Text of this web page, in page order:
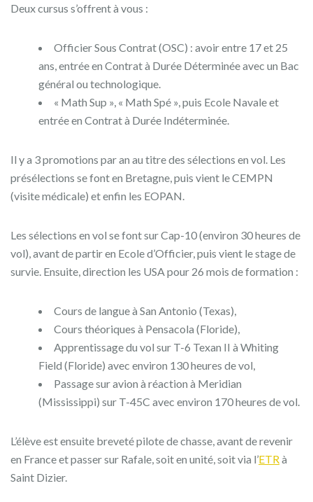
Deux cursus s’offrent à vous :
Officier Sous Contrat (OSC) : avoir entre 17 et 25
ans, entrée en Contrat à Durée Déterminée avec un Bac
général ou technologique.
« Math Sup », « Math Spé », puis Ecole Navale et
entrée en Contrat à Durée Indéterminée.
Il y a 3 promotions par an au titre des sélections en vol. Les
présélections se font en Bretagne, puis vient le CEMPN
(visite médicale) et enfin les EOPAN.
Les sélections en vol se font sur Cap-10 (environ 30 heures de
vol), avant de partir en Ecole d’Officier, puis vient le stage de
survie. Ensuite, direction les USA pour 26 mois de formation :
Cours de langue à San Antonio (Texas),
Cours théoriques à Pensacola (Floride),
Apprentissage du vol sur T-6 Texan II à Whiting
Field (Floride) avec environ 130 heures de vol,
Passage sur avion à réaction à Meridian
(Mississippi) sur T-45C avec environ 170 heures de vol.
L’élève est ensuite breveté pilote de chasse, avant de revenir
en France et passer sur Rafale, soit en unité, soit via l’ETR à
Saint Dizier.